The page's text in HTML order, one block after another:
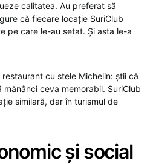
calitatea. Au preferat să
că fiecare locație SuriClub
pe care le-au setat. Și asta le-a
cu stele Michelin: știi că
ceva memorabil. SuriClub
similară, dar în turismul de
și social